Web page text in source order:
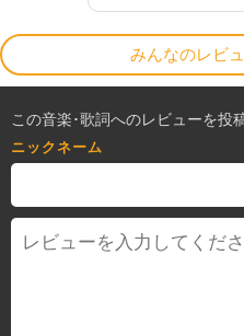
みんなのレビ
この音楽･歌詞へのレビューを投
ニックネーム